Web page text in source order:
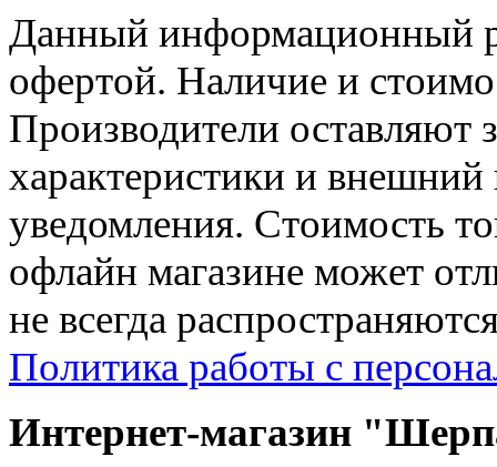
Данный информационный
офертой. Наличие и
Производители оставляют
характеристики и внешний
уведомления. Стоимость
офлайн магазине может
не всегда
Политика работы с
Интернет-магазин